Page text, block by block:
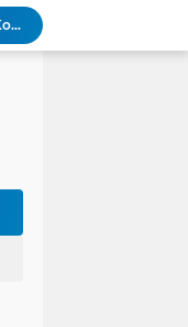
Bangkitkan Merek Legendaris Semen Kujang, SIG Bidik Penguatan Dominasi Pasar Jawa Barat
Ketua Golkar Jabar: Perjalanan Hidup Bahlil Layak Diteladani Seluruh Kader Partai
Info Penting! DPD Partai Demokrat Provinsi Jawa Barat Membuka Pendaftaran bakal calon Ketua